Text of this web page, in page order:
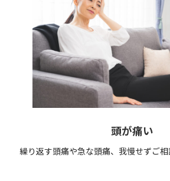
頭が痛い
繰り返す頭痛や急な頭痛、我慢せずご相